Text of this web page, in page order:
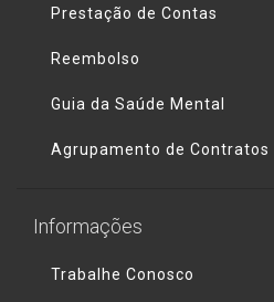
Prestação de Contas
Reembolso
Guia da Saúde Mental
Agrupamento de Contratos
Informações
Trabalhe Conosco